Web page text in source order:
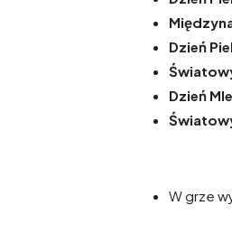
Dzień
Dzień
W grze